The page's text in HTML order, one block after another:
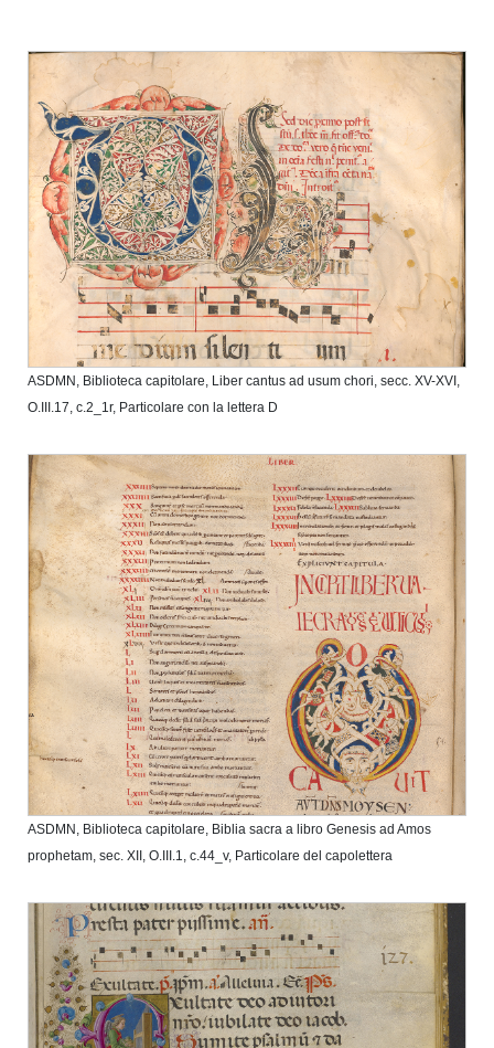
ASDMN, Biblioteca capitolare, Liber cantus ad usum chori, secc. XV-XVI,
O.III.17, c.2_1r, Particolare con la lettera D
ASDMN, Biblioteca capitolare, Biblia sacra a libro Genesis ad Amos
prophetam, sec. XII, O.III.1, c.44_v, Particolare del capolettera